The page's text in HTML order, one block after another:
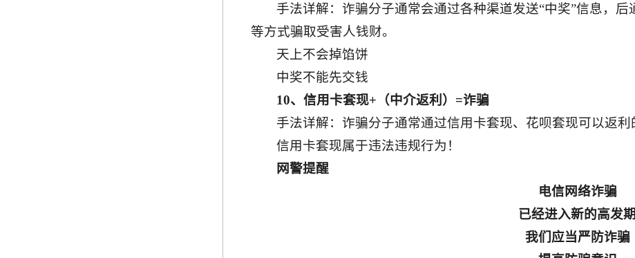
手法详解：诈骗分子通常会通过各种渠道发送“中奖”信息，后
等方式骗取受害人钱财。
天上不会掉馅饼
中奖不能先交钱
10、信用卡套现+（中介返利）=诈骗
手法详解：诈骗分子通常通过信用卡套现、花呗套现可以返利
信用卡套现属于违法违规行为！
网警提醒
电信网络诈骗
已经进入新的高发期
我们应当严防诈骗